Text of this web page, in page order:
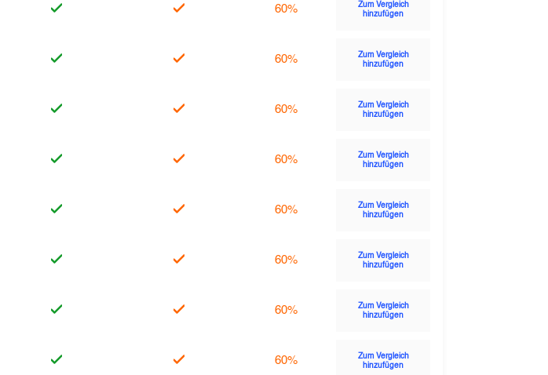
60%
Zum Vergleich
hinzufügen
60%
Zum Vergleich
hinzufügen
60%
Zum Vergleich
hinzufügen
60%
Zum Vergleich
hinzufügen
60%
Zum Vergleich
hinzufügen
60%
Zum Vergleich
hinzufügen
60%
Zum Vergleich
hinzufügen
60%
Zum Vergleich
hinzufügen